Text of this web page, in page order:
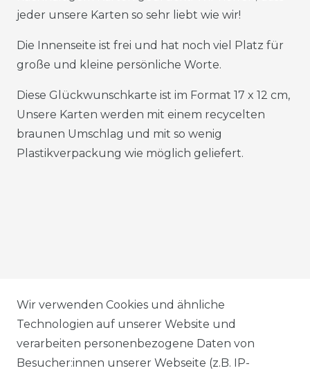
jeder unsere Karten so sehr liebt wie wir!
Die Innenseite ist frei und hat noch viel Platz für
große und kleine persönliche Worte.
Diese Glückwunschkarte ist im Format 17 x 12 cm,
Unsere Karten werden mit einem recycelten
braunen Umschlag und mit so wenig
Plastikverpackung wie möglich geliefert.
AGB
DATENSCHUTZERKLÄRUNG
Wir verwenden Cookies und ähnliche
Technologien auf unserer Website und
verarbeiten personenbezogene Daten von
Besucher:innen unserer Webseite (z.B. IP-